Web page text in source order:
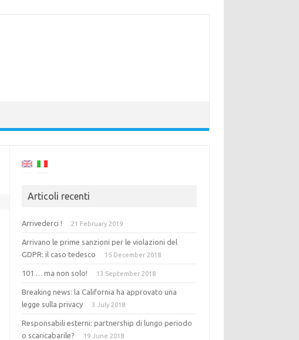
Articoli recenti
Arrivederci ! 21 February 2019
Arrivano le prime sanzioni per le violazioni del
GDPR: il caso tedesco
15 December 2018
101 … ma non solo! 13 September 2018
Breaking news: la California ha approvato una
legge sulla privacy
3 July 2018
Responsabili esterni: partnership di lungo periodo
o scaricabarile?
19 June 2018